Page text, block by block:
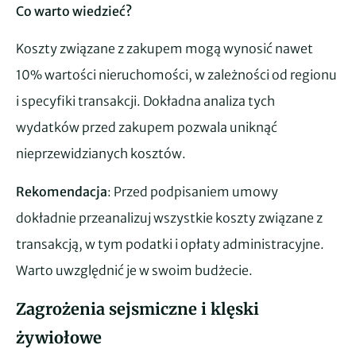
Co warto wiedzieć?
Koszty związane z zakupem mogą wynosić nawet
10% wartości nieruchomości, w zależności od regionu
i specyfiki transakcji. Dokładna analiza tych
wydatków przed zakupem pozwala uniknąć
nieprzewidzianych kosztów.
Rekomendacja: Przed podpisaniem umowy
dokładnie przeanalizuj wszystkie koszty związane z
transakcją, w tym podatki i opłaty administracyjne.
Warto uwzględnić je w swoim budżecie.
Zagrożenia sejsmiczne i klęski
żywiołowe